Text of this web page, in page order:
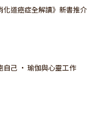
化道癌症全解讀》新書推介
自己 · 瑜伽與心靈工作